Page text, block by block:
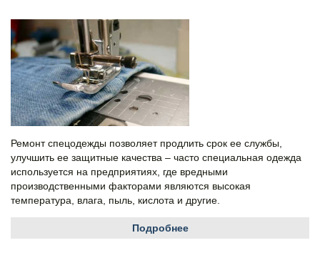
Ремонт спецодежды позволяет продлить срок ее службы,
улучшить ее защитные качества – часто специальная одежда
используется на предприятиях, где вредными
производственными факторами являются высокая
температура, влага, пыль, кислота и другие.
Подробнее